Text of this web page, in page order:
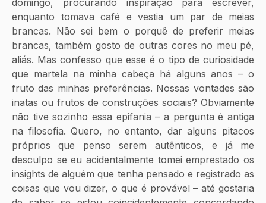
enquanto tomava café e vestia um par de meias
brancas. Não sei bem o porquê de preferir meias
brancas, também gosto de outras cores no meu pé,
aliás. Mas confesso que esse é o tipo de curiosidade
que martela na minha cabeça há alguns anos – o
fruto das minhas preferências. Nossas vontades são
inatas ou frutos de construções sociais? Obviamente
não tive sozinho essa epifania – a pergunta é antiga
na filosofia. Quero, no entanto, dar alguns pitacos
próprios que penso serem autênticos, e já me
desculpo se eu acidentalmente tomei emprestado os
insights de alguém que tenha pensado e registrado as
coisas que vou dizer, o que é provável – até gostaria